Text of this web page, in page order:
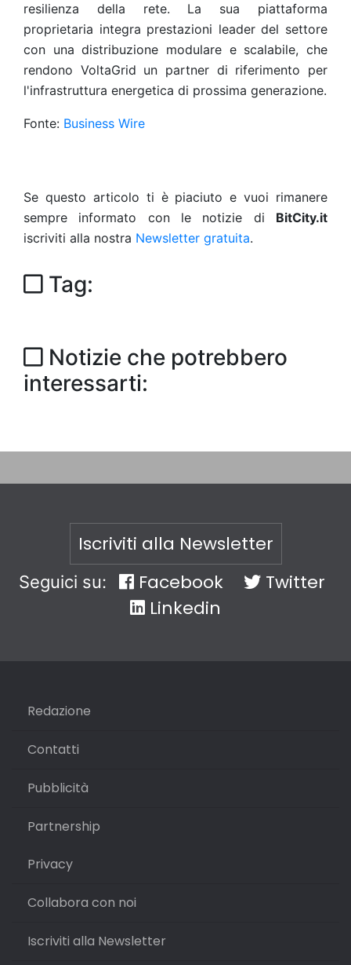
resilienza della rete. La sua piattaforma
proprietaria integra prestazioni leader del settore
con una distribuzione modulare e scalabile, che
rendono VoltaGrid un partner di riferimento per
l'infrastruttura energetica di prossima generazione.
Fonte: Business Wire
Se questo articolo ti è piaciuto e vuoi rimanere
sempre informato con le notizie di BitCity.it
iscriviti alla nostra Newsletter gratuita.
Tag:
Notizie che potrebbero
interessarti:
Iscriviti alla Newsletter
Seguici su: Facebook
Twitter
Linkedin
Redazione
Contatti
Pubblicità
Partnership
Privacy
Collabora con noi
Iscriviti alla Newsletter